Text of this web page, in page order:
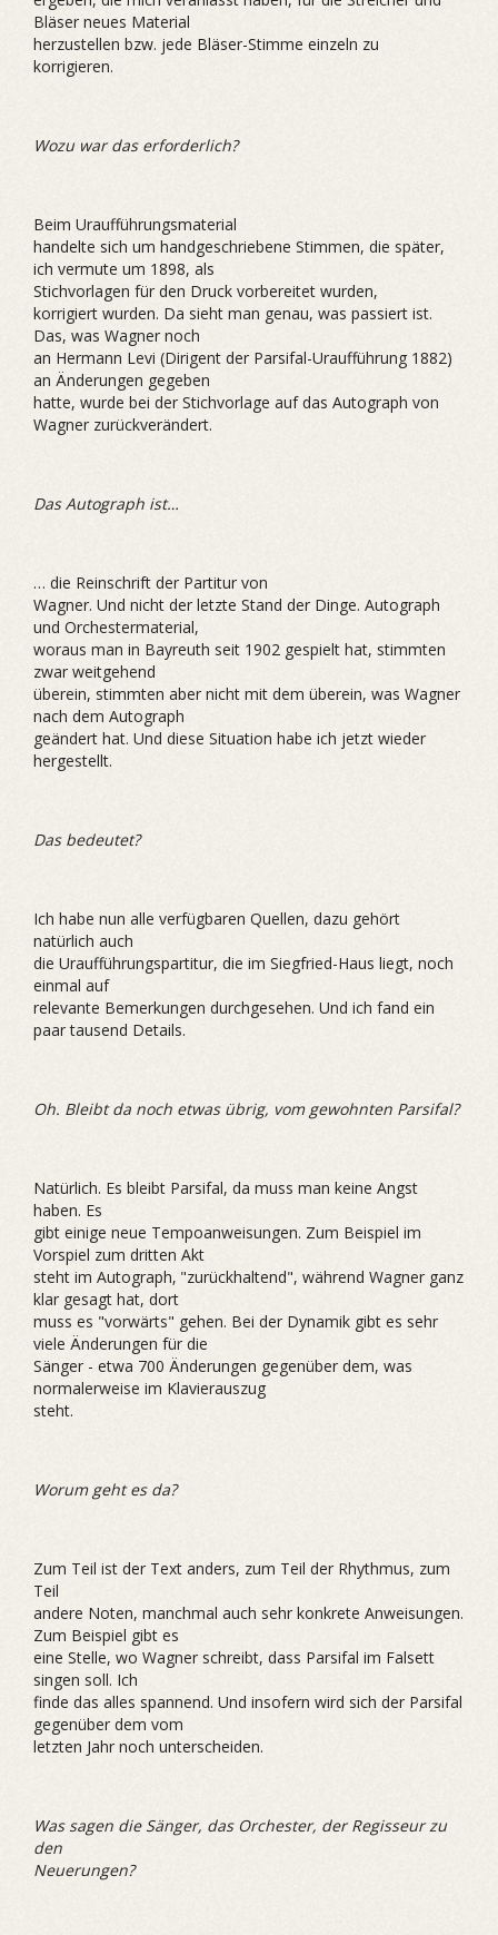
Bläser neues Material
herzustellen bzw. jede Bläser-Stimme einzeln zu
korrigieren.
Wozu war das erforderlich?
Beim Uraufführungsmaterial
handelte sich um handgeschriebene Stimmen, die später,
ich vermute um 1898, als
Stichvorlagen für den Druck vorbereitet wurden,
korrigiert wurden. Da sieht man genau, was passiert ist.
Das, was Wagner noch
an Hermann Levi (Dirigent der Parsifal-Uraufführung 1882)
an Änderungen gegeben
hatte, wurde bei der Stichvorlage auf das Autograph von
Wagner zurückverändert.
Das Autograph ist…
… die Reinschrift der Partitur von
Wagner. Und nicht der letzte Stand der Dinge. Autograph
und Orchestermaterial,
woraus man in Bayreuth seit 1902 gespielt hat, stimmten
zwar weitgehend
überein, stimmten aber nicht mit dem überein, was Wagner
nach dem Autograph
geändert hat. Und diese Situation habe ich jetzt wieder
hergestellt.
Das bedeutet?
Ich habe nun alle verfügbaren Quellen, dazu gehört
natürlich auch
die Uraufführungspartitur, die im Siegfried-Haus liegt, noch
einmal auf
relevante Bemerkungen durchgesehen. Und ich fand ein
paar tausend Details.
Oh. Bleibt da noch etwas übrig, vom gewohnten Parsifal?
Natürlich. Es bleibt Parsifal, da muss man keine Angst
haben. Es
gibt einige neue Tempoanweisungen. Zum Beispiel im
Vorspiel zum dritten Akt
steht im Autograph‚ "zurückhaltend", während Wagner ganz
klar gesagt hat, dort
muss es "vorwärts" gehen. Bei der Dynamik gibt es sehr
viele Änderungen für die
Sänger - etwa 700 Änderungen gegenüber dem, was
normalerweise im Klavierauszug
steht.
Worum geht es da?
Zum Teil ist der Text anders, zum Teil der Rhythmus, zum
Teil
andere Noten, manchmal auch sehr konkrete Anweisungen.
Zum Beispiel gibt es
eine Stelle, wo Wagner schreibt, dass Parsifal im Falsett
singen soll. Ich
finde das alles spannend. Und insofern wird sich der Parsifal
gegenüber dem vom
letzten Jahr noch unterscheiden.
Was sagen die Sänger, das Orchester, der Regisseur zu
den
Neuerungen?